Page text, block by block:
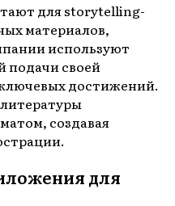
для storytelling-
материалов,
используют
подачи своей
достижений.
создавая
для